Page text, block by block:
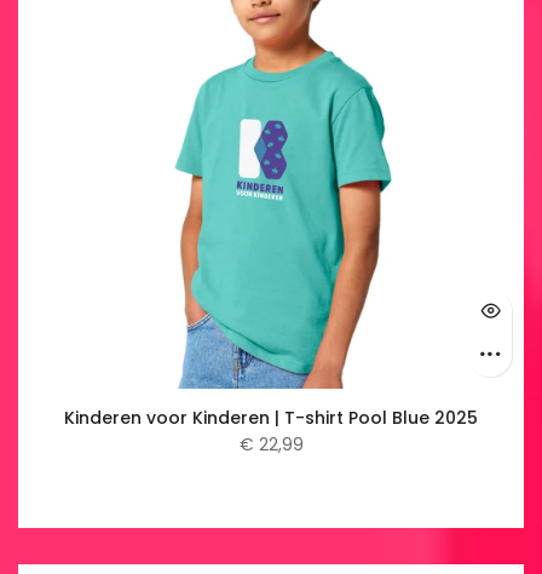
Kinderen voor Kinderen | T-shirt Pool Blue 2025
€ 22,99